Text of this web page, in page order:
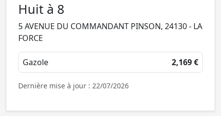
Huit à 8
5 AVENUE DU COMMANDANT PINSON, 24130 - LA
FORCE
Gazole 2,169 €
Dernière mise à jour : 22/07/2026